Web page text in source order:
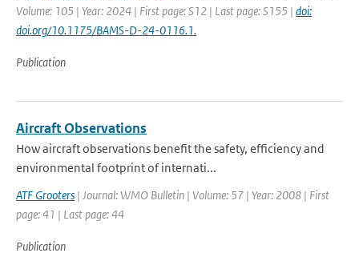
Volume: 105 | Year: 2024 | First page: S12 | Last page: S155 | doi:
doi.org/10.1175/BAMS-D-24-0116.1.
Publication
Aircraft Observations
How aircraft observations benefit the safety, efficiency and
environmental footprint of internati...
ATF Grooters | Journal: WMO Bulletin | Volume: 57 | Year: 2008 | First
page: 41 | Last page: 44
Publication